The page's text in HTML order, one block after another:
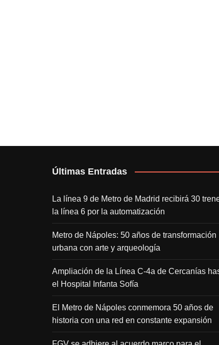
Últimas Entradas
La línea 9 de Metro de Madrid recibirá 30
la línea 6 por la automatización
Metro de Nápoles: 50 años de transformación
urbana con arte y arqueología
Ampliación de la Línea C-4a de Cercanías
el Hospital Infanta Sofía
El Metro de Nápoles conmemora 50 años de
historia con una red en constante expansión